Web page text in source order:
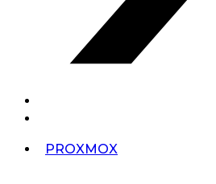
PROXMOX